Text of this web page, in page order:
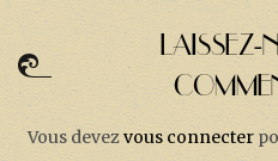
LAISSEZ-
Vous devezvous connecter